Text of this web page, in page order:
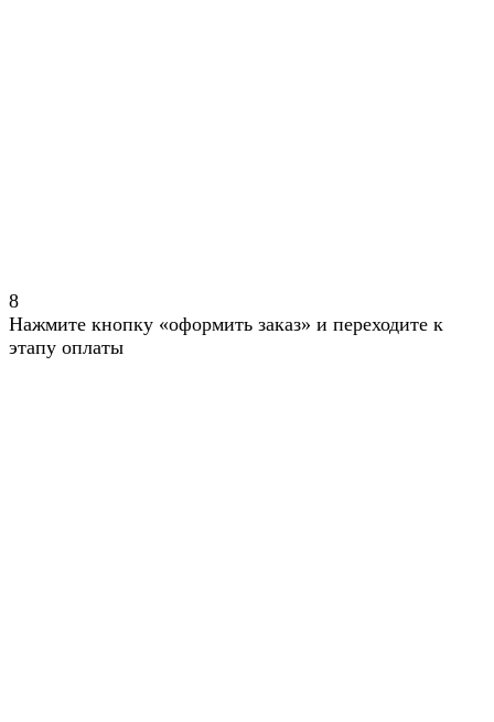
8
Нажмите кнопку «оформить заказ» и переходите к
этапу оплаты